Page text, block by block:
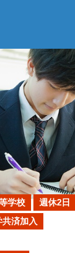
学校
週休2日
共済加入